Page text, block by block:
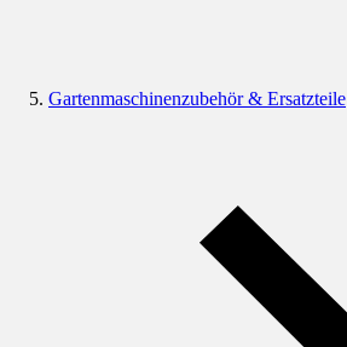
Gartenmaschinenzubehör & Ersatzteile